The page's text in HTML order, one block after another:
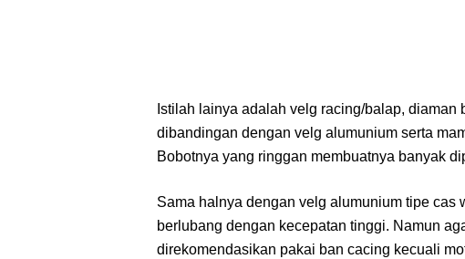
Istilah lainya adalah velg racing/balap,
dibandingan dengan velg alumunium serta
Bobotnya yang ringgan membuatnya banyak
Sama halnya dengan velg alumunium tipe
berlubang dengan kecepatan tinggi. Namun
direkomendasikan pakai ban cacing kecuali